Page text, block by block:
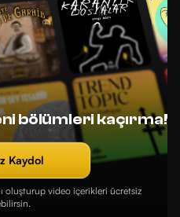
bölümleri kaçırma!
Kaydol
oluşturup video içerikleri ücretsiz